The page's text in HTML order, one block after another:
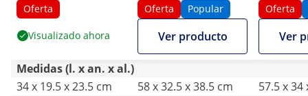
litros - 120 W
Oferta
Visualizado ahora
desgasificación - 30 L
Oferta Popular
Ver producto
litros -
Oferta
Ver
Medidas (l. x an. x al.)
34 x 19.5 x 23.5 cm
58 x 32.5 x 38.5 cm
57.5 x 34